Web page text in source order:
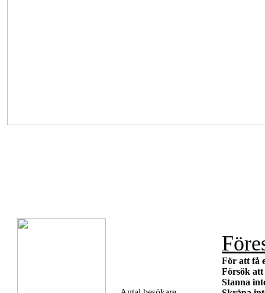
För att få
Försök
Stanna